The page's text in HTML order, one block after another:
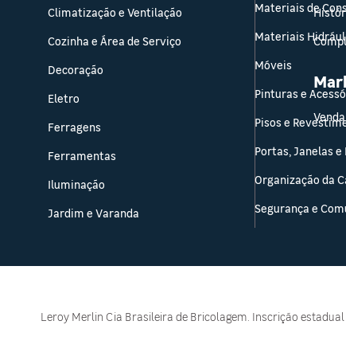
Climatização e Ventilação
Cozinha e Área de Serviço
Decoração
Eletro
Ferragens
Ferramentas
Iluminação
Jardim e Varanda
Materiais de
Materiais
Móveis
Pinturas e
Pisos e
Portas, Janelas e
Organização da
Segurança e
Leroy Merlin Cia Brasileira de Bricolagem. Inscrição estadual